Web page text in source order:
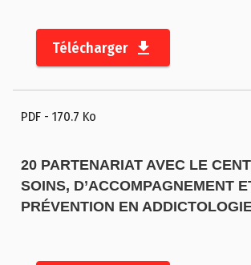
Télécharger
PDF - 170.7 Ko
20 PARTENARIAT AVEC LE
SOINS, D’ACCOMPAGNEMENT
PRÉVENTION EN